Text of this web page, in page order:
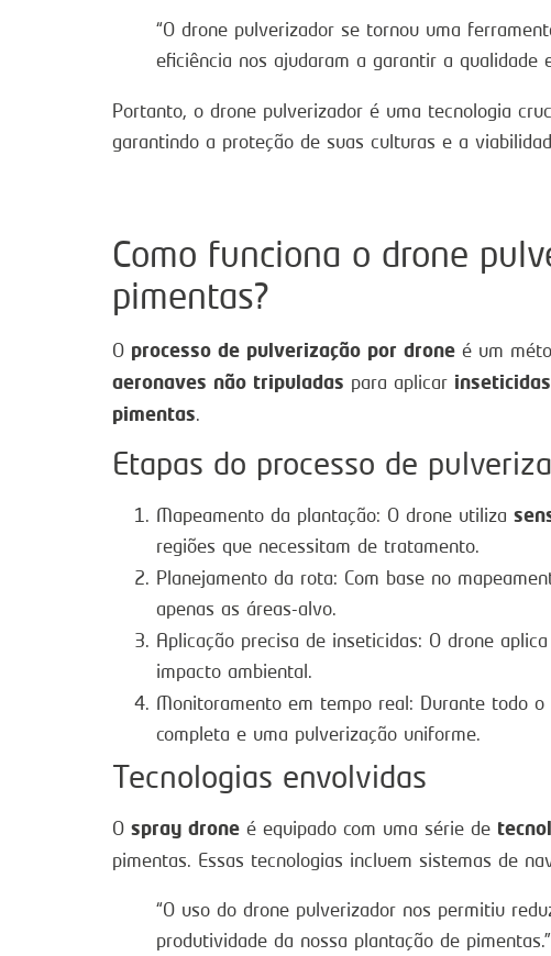
“O drone pulverizador se tornou uma
eficiência nos ajudaram a garantir a qualidade
Portanto, o drone pulverizador é uma tecnologia
garantindo a proteção de suas culturas e a
Como funciona o drone
pimentas?
O processo de pulverização por drone é um
aeronaves não tripuladas para aplicar inseticidas
pimentas.
Etapas do processo de
Mapeamento da plantação: O drone utiliza
regiões que necessitam de tratamento.
Planejamento da rota: Com base no
apenas as áreas-alvo.
Aplicação precisa de inseticidas: O drone
impacto ambiental.
Monitoramento em tempo real: Durante todo
completa e uma pulverização uniforme.
Tecnologias envolvidas
O spray drone é equipado com uma série de
pimentas. Essas tecnologias incluem sistemas de
“O uso do drone pulverizador nos permitiu
produtividade da nossa plantação de pimentas.”